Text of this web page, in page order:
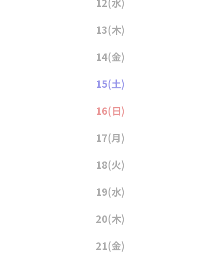
13(木)
14(金)
15(土)
16(日)
17(月)
18(火)
19(水)
20(木)
21(金)